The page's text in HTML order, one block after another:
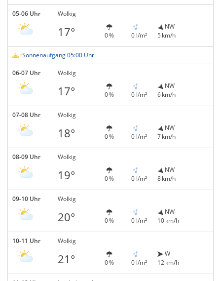
05-06 Uhr Wolkig
17° 0 % 0 l/m²
NW
5 km/h
Sonnenaufgang 05:00 Uhr
06-07 Uhr Wolkig
17° 0 % 0 l/m²
NW
6 km/h
07-08 Uhr Wolkig
18° 0 % 0 l/m²
NW
7 km/h
08-09 Uhr Wolkig
19° 0 % 0 l/m²
NW
8 km/h
09-10 Uhr Wolkig
20° 0 % 0 l/m²
NW
10 km/h
10-11 Uhr Wolkig
21° 0 % 0 l/m²
W
12 km/h